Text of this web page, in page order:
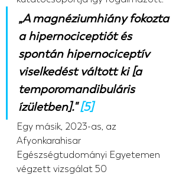
„A magnéziumhiány fokozta
a hipernociceptiót és
spontán hipernociceptív
viselkedést váltott ki [a
temporomandibuláris
ízületben]." [5]
Egy másik, 2023-as, az
Afyonkarahisar
Egészségtudományi Egyetemen
végzett vizsgálat 50